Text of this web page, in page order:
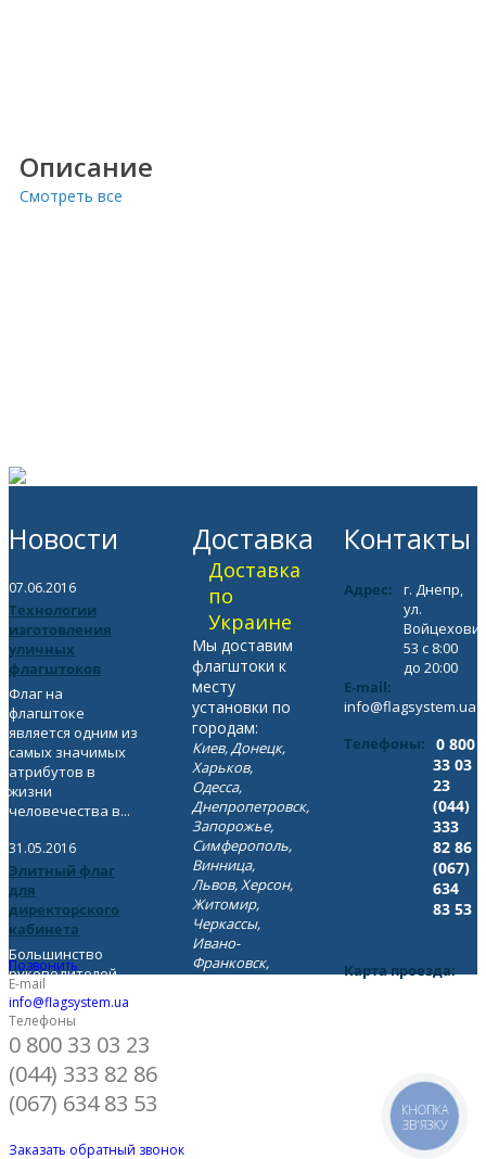
Описание
Смотреть все
Позвонить
Новости
07.06.2016
Технологии
изготовления
уличных
флагштоков
Флаг на
флагштоке
является одним из
самых значимых
атрибутов в
жизни
человечества в...
31.05.2016
Элитный флаг
для
директорского
кабинета
Большинство
руководителей
компаний
интересуются
следующим
вопросом: «можно
ли...
Доставка
Доставка
по
Украине
Мы доставим
флагштоки к
месту
установки по
городам:
Киев, Донецк,
Харьков,
Одесса,
Днепропетровск,
Запорожье,
Симферополь,
Винница,
Львов, Херсон,
Житомир,
Черкассы,
Ивано-
Франковск,
Контакты
Адрес:
г. Днепр,
ул.
53 с 8:00
до 20:00
E-mail:
info@flagsystem.ua
Телефоны:
0 800
33 03
23
(044)
333
82 86
(067)
634
83 53
Карта проезда:
E-mail
info@flagsystem.ua
Телефоны
0 800 33 03 23
(044) 333 82 86
(067) 634 83 53
Заказать обратный звонок
КНОПКА
ЗВ'ЯЗКУ